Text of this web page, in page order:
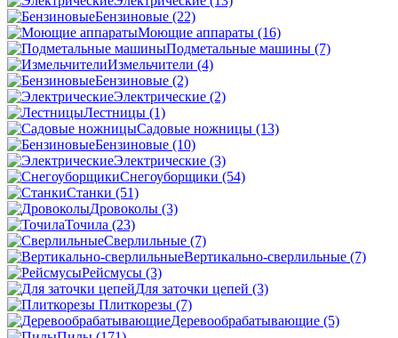
Бензиновые (22)
Моющие аппараты (16)
Подметальные машины (7)
Измельчители (4)
Бензиновые (2)
Электрические (2)
Лестницы (1)
Садовые ножницы (13)
Бензиновые (10)
Электрические (3)
Снегоуборщики (54)
Станки (51)
Дровоколы (3)
Точила (23)
Сверлильные (7)
Вертикально-сверлильные (7)
Рейсмусы (3)
Для заточки цепей (3)
Плиткорезы (7)
Деревообрабатывающие (5)